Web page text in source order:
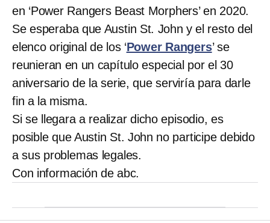
en ‘Power Rangers Beast Morphers’ en 2020.
Se esperaba que Austin St. John y el resto del
elenco original de los ‘Power Rangers’ se
reunieran en un capítulo especial por el 30
aniversario de la serie, que serviría para darle
fin a la misma.
Si se llegara a realizar dicho episodio, es
posible que Austin St. John no participe debido
a sus problemas legales.
Con información de abc.